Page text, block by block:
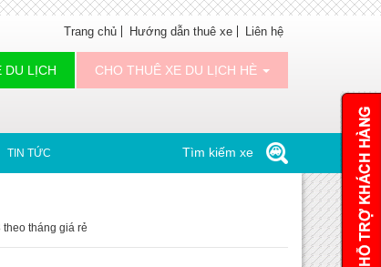
Trang chủ Hướng dẫn thuê xe Liên hệ
DU LỊCH CHO THUÊ XE DU LỊCH HÈ
TIN TỨC Tìm kiếm xe
theo tháng giá rẻ